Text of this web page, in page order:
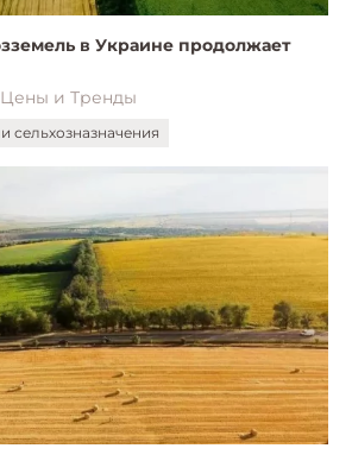
в Украине продолжает
Цены и Тренды
сельхозназначения